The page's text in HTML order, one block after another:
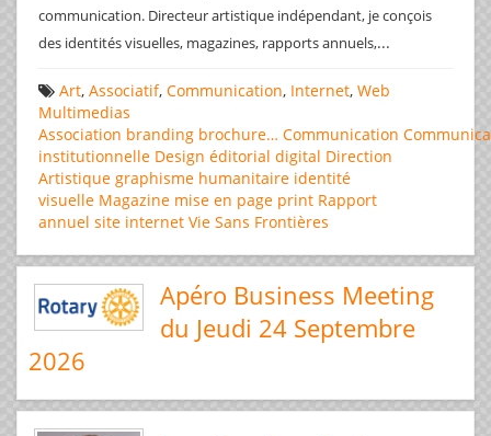
communication. Directeur artistique indépendant, je conçois
des identités visuelles, magazines, rapports annuels,...
Art, Associatif, Communication, Internet, Web
Multimedias
Association branding brochure… Communication
institutionnelle Design éditorial digital Direction
Artistique graphisme humanitaire identité
visuelle Magazine mise en page print Rapport
annuel site internet Vie Sans Frontières
Apéro Business Meeting
du Jeudi 24 Septembre
2026